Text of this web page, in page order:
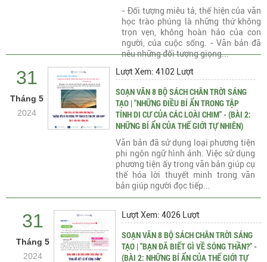
- Đối tượng miêu tả, thể hiện của văn
học trào phúng là những thứ không
trọn vẹn, không hoàn hảo của con
người, của cuộc sống. - Văn bản đã
nêu những đối tượng giọng...
31
Tháng 5
2024
Lượt Xem: 4102 Lượt
SOẠN VĂN 8 BỘ SÁCH CHÂN TRỜI SÁNG
TẠO | "NHỮNG ĐIỀU BÍ ẨN TRONG TẬP
TÍNH DI CƯ CỦA CÁC LOÀI CHIM" - (BÀI 2:
NHỮNG BÍ ẨN CỦA THẾ GIỚI TỰ NHIÊN)
Văn bản đã sử dụng loại phương tiện
phi ngôn ngữ hình ảnh. Việc sử dụng
phương tiện ấy trong văn bản giúp cụ
thể hóa lời thuyết minh trong văn
bản giúp người đọc tiếp...
31
Tháng 5
2024
Lượt Xem: 4026 Lượt
SOẠN VĂN 8 BỘ SÁCH CHÂN TRỜI SÁNG
TẠO | "BẠN ĐÃ BIẾT GÌ VỀ SÓNG THẦN?" -
(BÀI 2: NHỮNG BÍ ẨN CỦA THẾ GIỚI TỰ